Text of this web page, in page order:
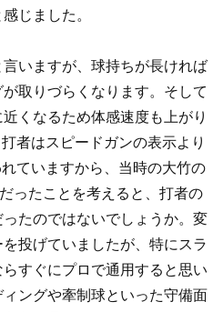
じました。
いますが、球持ちが長ければ
取りづらくなります。そして
くなるため体感速度も上がり
者はスピードガンの表示より
ていますから、当時の大竹の
ったことを考えると、打者の
たのではないでしょうか。変
投げていましたが、特にスラ
すぐにプロで通用すると思い
ングや牽制球といった守備面